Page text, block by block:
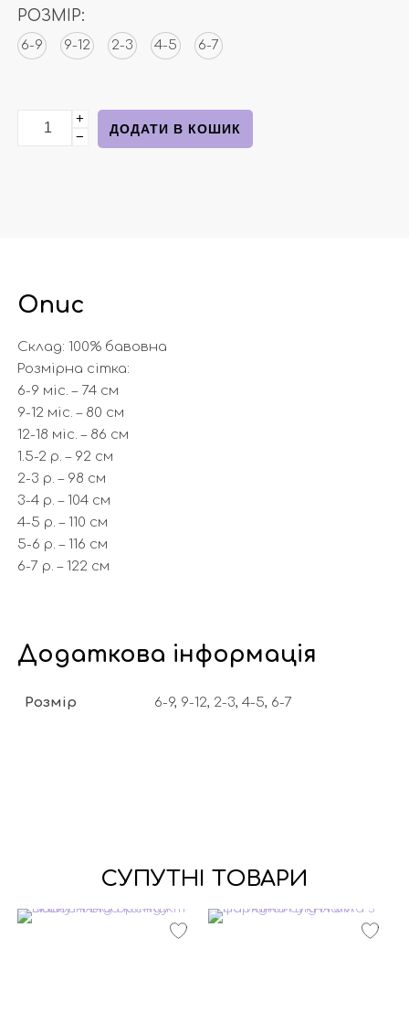
РОЗМІР:
6-9 9-12 2-3 4-5 6-7
Бавовняна сукня з кроликом від next кількість
+
−
ДОДАТИ В КОШИК
Опис
Склад: 100% бавовна
Розмірна сітка:
6-9 міс. – 74 см
9-12 міс. – 80 см
12-18 міс. – 86 см
1.5-2 р. – 92 см
2-3 р. – 98 см
3-4 р. – 104 см
4-5 р. – 110 см
5-6 р. – 116 см
6-7 р. – 122 см
Додаткова інформація
Розмір 6-9, 9-12, 2-3, 4-5, 6-7
СУПУТНІ ТОВАРИ